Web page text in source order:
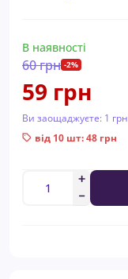
В наявності
60 грн -2%
59 грн
Ви заощаджуєте: 1 грн
від 10 шт: 48 грн